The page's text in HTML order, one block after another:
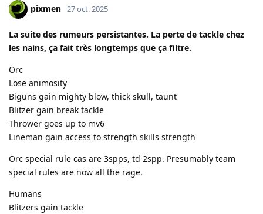
pixmen 27 oct. 2025
La suite des rumeurs persistantes. La perte de tackle chez
les nains, ça fait très longtemps que ça filtre.
Orc
Lose animosity
Biguns gain mighty blow, thick skull, taunt
Blitzer gain break tackle
Thrower goes up to mv6
Lineman gain access to strength skills strength
Orc special rule cas are 3spps, td 2spp. Presumably team
special rules are now all the rage.
Humans
Blitzers gain tackle